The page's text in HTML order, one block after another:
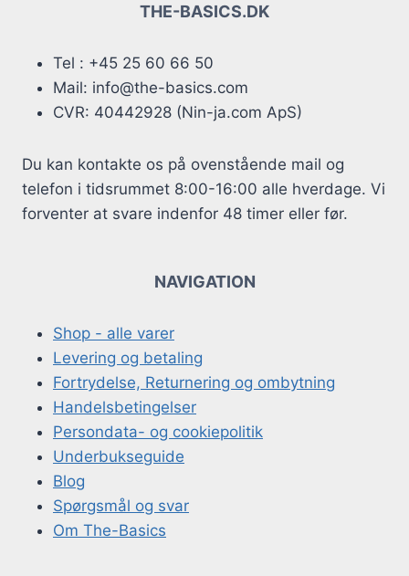
THE-BASICS.DK
Tel : +45 25 60 66 50
Mail: info@the-basics.com
CVR: 40442928 (Nin-ja.com ApS)
Du kan kontakte os på ovenstående mail og
telefon i tidsrummet 8:00-16:00 alle hverdage. Vi
forventer at svare indenfor 48 timer eller før.
NAVIGATION
Shop - alle varer
Levering og betaling
Fortrydelse, Returnering og ombytning
Handelsbetingelser
Persondata- og cookiepolitik
Underbukseguide
Blog
Spørgsmål og svar
Om The-Basics